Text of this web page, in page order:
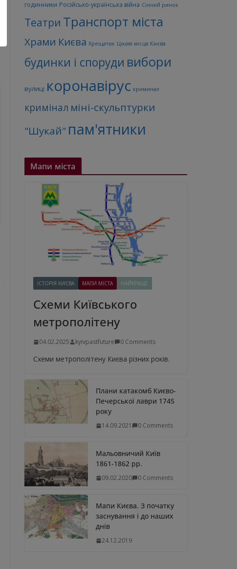
годинники Російсько-українська війна Сінний ринок
Театри Транспорт міста
Храми Києва Хрещатик Цікаві місця Києва
будинки і споруди вибори
вулиці коронавірус криминал
кримінал міні-скульптурки
"Шукай" пам'ятники
Мапи міста
ІСТОРІЯ КИЄВА МАПИ МІСТА НАЙКРАЩЕ
Схеми Київського
метрополітену
04.02.2025 kyivpastfuture 0 Comments
Схеми метрополітену Києва різних років.
Плани катакомб Києво-
Печерської лаври 1745
року
14.09.2021 0 Comments
Мальовничий Київ
1861-1862 рр.
09.02.2020 0 Comments
Мапи Києва. З початку
заснування і до наших
днів
24.12.2019